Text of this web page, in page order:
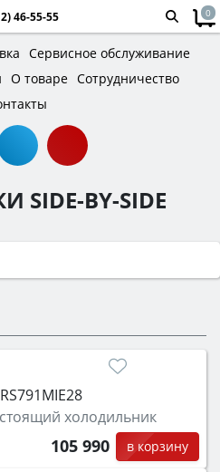
46-55-55 0
Сервисное обслуживание
О товаре Сотрудничество
BY-SIDE
холодильник
105 990 в корзину